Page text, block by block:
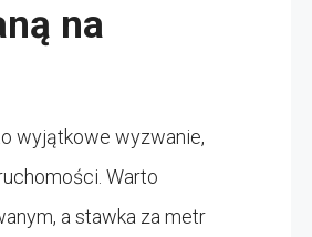
na
wyjątkowe wyzwanie,
Warto
a stawka za metr